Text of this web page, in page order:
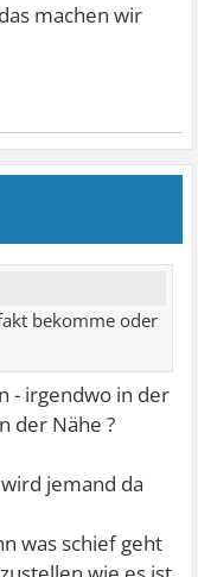
machen wir
bekomme oder
- irgendwo in der
der Nähe ?
jemand da
was schief geht